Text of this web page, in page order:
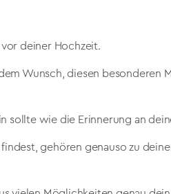
deiner Hochzeit.
Wunsch, diesen besonderen
sollte wie die Erinnerung an
gehören genauso zu